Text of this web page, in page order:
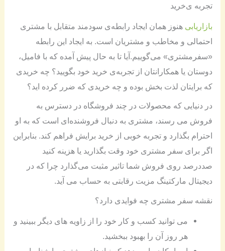
تجربه ی‌خرید
بازاریابی هنوز همان ایجاد رابطه‌ی سودمند متقابل با مشتری
احتمالی و مخاطب و مشتریان است. به ایجاد این رابطه
«سفرمشتری» می‌گوییم.آیا تا به حال پیش آمده که با فامیل،
دوستان یا همکارانتان از تجربه‌ی خرید خود بگویید؟ چه خریدی
که برایتان لذت بخش بوده و چه خریدی که ضرر کرده اید؟
در دنیایی که محصولات در چند فروشگاه در دسترس به
فروش می رسند، مشتری به دنبال فروشنده‌ای است که به او
احترام بگذارد و تجربه خوبی از خرید برایش فراهم کند. بنابراین
اگر برای سفر مشتری خود وقت بگذارید یا هزینه کنید
صددرصد روی فروش شما تاثیر مثبت می‌گذارد چرا که در
دیجیتال مارکتینگ مزیت رقابتی به حساب می آید.
نقشه سفر مشتری چه فوایدی دارد؟
می توانید کسب و کار خود را از زاویه های دیگر ببینید و
هر روز آن را بهبود ببخشید.